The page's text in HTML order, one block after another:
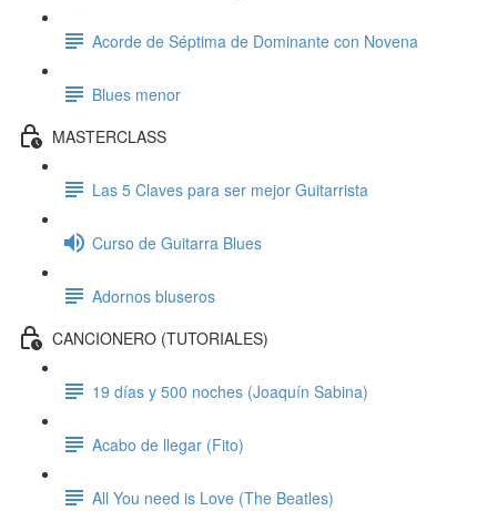
Acorde de Séptima de Dominante con Novena
Blues menor
MASTERCLASS
Las 5 Claves para ser mejor Guitarrista
Curso de Guitarra Blues
Adornos bluseros
CANCIONERO (TUTORIALES)
19 días y 500 noches (Joaquín Sabina)
Acabo de llegar (Fito)
All You need is Love (The Beatles)